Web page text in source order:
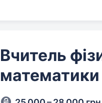
Вчитель
математики